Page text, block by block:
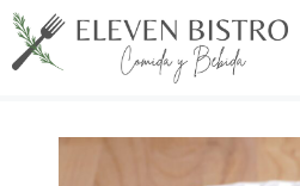
Saltar
al
contenido